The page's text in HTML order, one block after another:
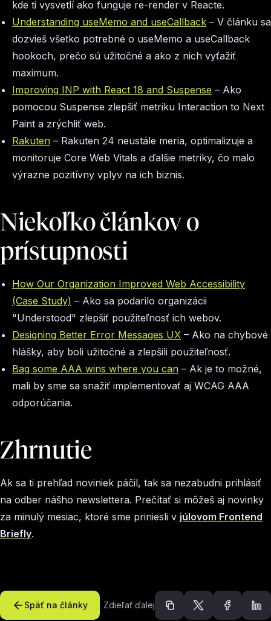
kde ti vysvetlí ako funguje re-render v Reacte.
Understanding useMemo and useCallback – V článku sa
dozvieš všetko potrebné o useMemo a useCallback
hookoch, prečo sú užitočné a ako z nich vyťažiť
maximum.
Improving INP with React 18 and Suspense – Ako
pomocou Suspense zlepšiť metriku Interaction to Next
Paint a zrýchliť web.
Rakuten – Rakuten 24 neustále meria, optimalizuje a
monitoruje Core Web Vitals a ďalšie metriky, čo malo
výrazne pozitívny vplyv na ich biznis.
Niekoľko článkov o
prístupnosti
How Our Organization Improved Web Accessibility
(Case Study) – Ako sa podarilo organizácii
"Understood" zlepšiť použiteľnosť ich webov.
Designing Better Error Messages UX – Ako na chybové
hlášky, aby boli užitočné a zlepšili použiteľnosť.
Bag some AAA wins where you can – Ak je to možné,
mali by sme sa snažiť implementovať aj WCAG AAA
odporúčania.
Zhrnutie
Ak sa ti prehľad noviniek páčil, tak sa nezabudni prihlásiť
na odber nášho newslettera. Prečítať si môžeš aj novinky
za minulý mesiac, ktoré sme priniesli v júlovom Frontend
Briefly.
Späť na články Zdieľať ďalej